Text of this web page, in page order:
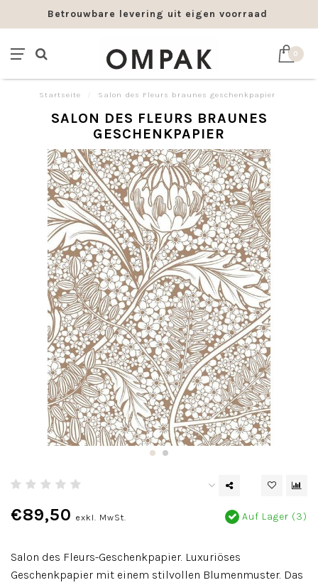
Betrouwbare levering uit eigen voorraad
0
Startseite Salon des Fleurs braunes geschenkpapier
SALON DES FLEURS BRAUNES
GESCHENKPAPIER
€89,50 exkl. MwSt. Auf Lager (3)
Salon des Fleurs-Geschenkpapier. Luxuriöses
Geschenkpapier mit einem stilvollen Blumenmuster. Das